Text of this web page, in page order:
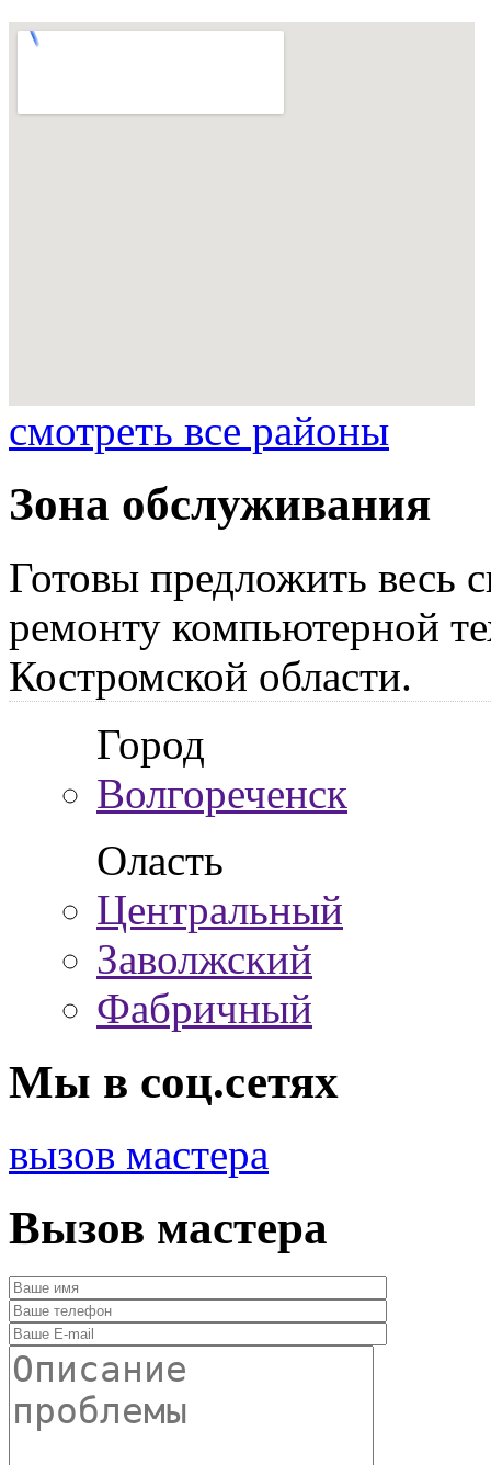
смотреть все районы
Зона обслуживания
Готовы предложить весь
ремонту компьютерной
Костромской области.
Город
Волгореченск
Оласть
Центральный
Заволжский
Фабричный
Мы в соц.сетях
вызов мастера
Вызов мастера